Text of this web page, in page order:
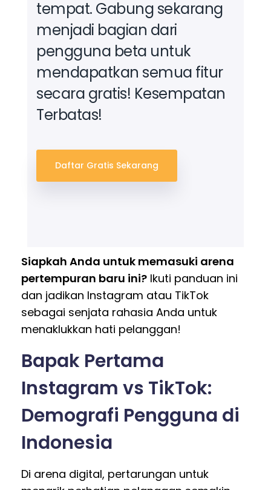
tempat. Gabung sekarang
menjadi bagian dari
pengguna beta untuk
mendapatkan semua fitur
secara gratis! Kesempatan
Terbatas!
Daftar Gratis Sekarang
Siapkah Anda untuk memasuki arena
pertempuran baru ini? Ikuti panduan ini
dan jadikan Instagram atau TikTok
sebagai senjata rahasia Anda untuk
menaklukkan hati pelanggan!
Bapak Pertama
Instagram vs TikTok:
Demografi Pengguna di
Indonesia
Di arena digital, pertarungan untuk